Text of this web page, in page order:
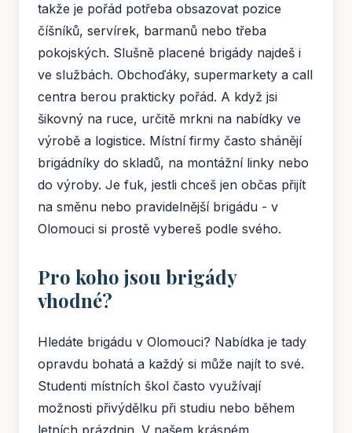
takže je pořád potřeba obsazovat pozice
číšníků, servírek, barmanů nebo třeba
pokojských. Slušně placené brigády najdeš i
ve službách. Obchoďáky, supermarkety a call
centra berou prakticky pořád. A když jsi
šikovný na ruce, určitě mrkni na nabídky ve
výrobě a logistice. Místní firmy často shánějí
brigádníky do skladů, na montážní linky nebo
do výroby. Je fuk, jestli chceš jen občas přijít
na směnu nebo pravidelnější brigádu - v
Olomouci si prostě vybereš podle svého.
Pro koho jsou brigády
vhodné?
Hledáte brigádu v Olomouci? Nabídka je tady
opravdu bohatá a každý si může najít to své.
Studenti místních škol často využívají
možnosti přivýdělku při studiu nebo během